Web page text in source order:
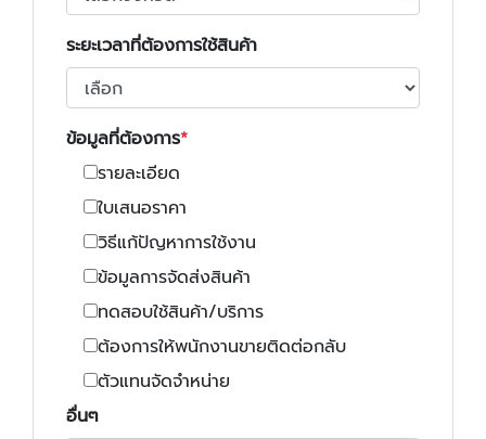
ระยะเวลาที่ต้องการใช้สินค้า
ข้อมูลที่ต้องการ
รายละเอียด
ใบเสนอราคา
วิธีแก้ปัญหาการใช้งาน
ข้อมูลการจัดส่งสินค้า
ทดสอบใช้สินค้า/บริการ
ต้องการให้พนักงานขายติดต่อกลับ
ตัวแทนจัดจำหน่าย
อื่นๆ